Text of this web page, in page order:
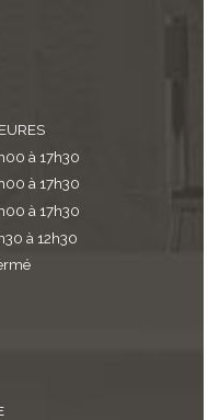
à 17h30
à 17h30
à 17h30
à 12h30